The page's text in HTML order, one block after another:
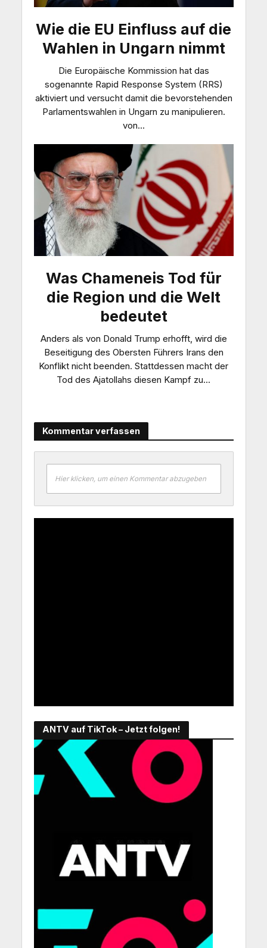
Wie die EU Einfluss auf die
Wahlen in Ungarn nimmt
Die Europäische Kommission hat das
sogenannte Rapid Response System (RRS)
aktiviert und versucht damit die bevorstehenden
Parlamentswahlen in Ungarn zu manipulieren.
von...
Was Chameneis Tod für
die Region und die Welt
bedeutet
Anders als von Donald Trump erhofft, wird die
Beseitigung des Obersten Führers Irans den
Konflikt nicht beenden. Stattdessen macht der
Tod des Ajatollahs diesen Kampf zu...
Kommentar verfassen
Hier klicken, um einen Kommentar abzugeben
ANTV auf TikTok – Jetzt folgen!